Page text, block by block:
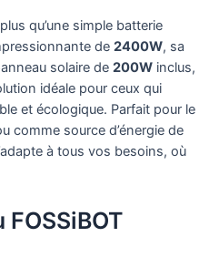
qu’une simple batterie
de 2400W, sa
solaire de 200W inclus,
idéale pour ceux qui
et écologique. Parfait pour le
comme source d’énergie de
à tous vos besoins, où